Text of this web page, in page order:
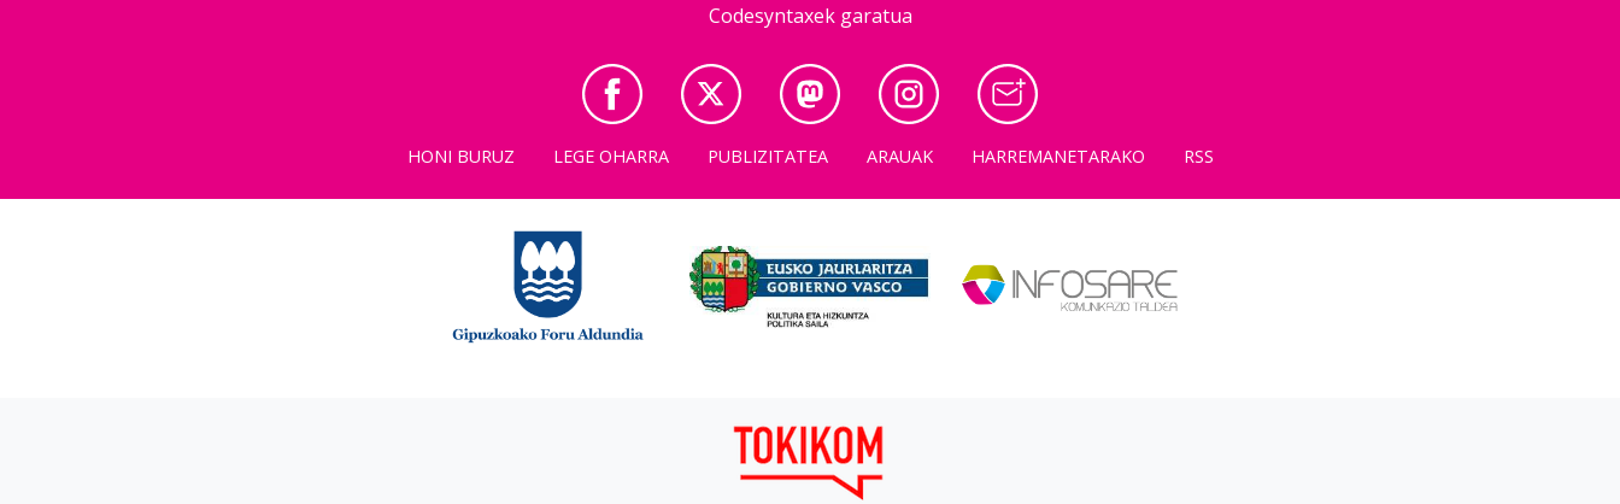
Codesyntaxek garatua
HONI BURUZ LEGE OHARRA PUBLIZITATEA ARAUAK HARREMANETARAKO RSS